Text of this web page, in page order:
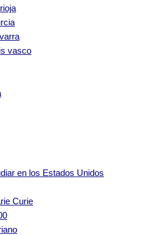
vasco
en los Estados Unidos
Curie